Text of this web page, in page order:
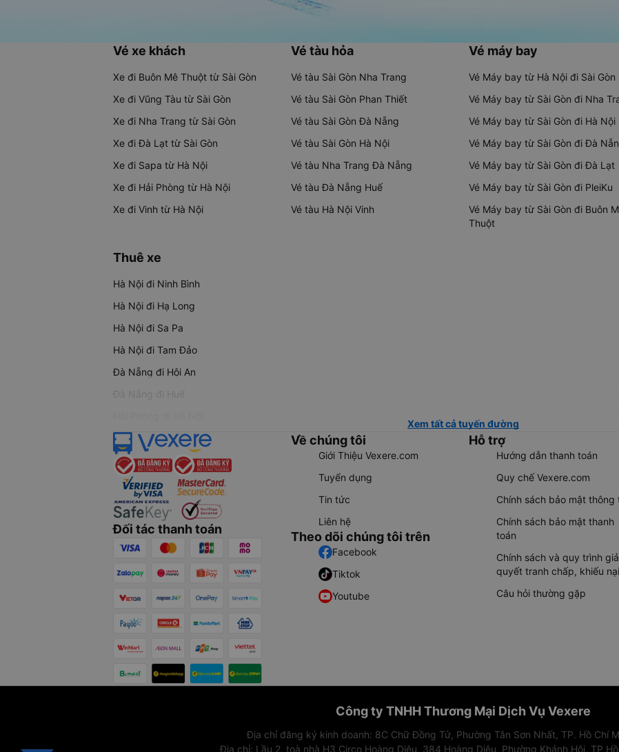
Vé xe khách
Xe đi Buôn Mê Thuột từ Sài Gòn
Xe đi Vũng Tàu từ Sài Gòn
Xe đi Nha Trang từ Sài Gòn
Xe đi Đà Lạt từ Sài Gòn
Xe đi Sapa từ Hà Nội
Xe đi Hải Phòng từ Hà Nội
Xe đi Vinh từ Hà Nội
Vé tàu hỏa
Vé tàu Sài Gòn Nha Trang
Vé tàu Sài Gòn Phan Thiết
Vé tàu Sài Gòn Đà Nẵng
Vé tàu Sài Gòn Hà Nội
Vé tàu Nha Trang Đà Nẵng
Vé tàu Đà Nẵng Huế
Vé tàu Hà Nội Vinh
Vé máy bay
Vé Máy bay từ Hà Nội đi Sài Gòn
Vé Máy bay từ Sài Gòn đi Nha
Vé Máy bay từ Sài Gòn đi Hà Nội
Vé Máy bay từ Sài Gòn đi Đà
Vé Máy bay từ Sài Gòn đi Đà Lạt
Vé Máy bay từ Sài Gòn đi PleiKu
Vé Máy bay từ Sài Gòn đi Buôn
Thuột
Thuê xe
Hà Nội đi Ninh Bình
Hà Nội đi Hạ Long
Hà Nội đi Sa Pa
Hà Nội đi Tam Đảo
Đà Nẵng đi Hội An
Đà Nẵng đi Huế
Xem tất cả tuyến đường
Đối tác thanh toán
Về chúng tôi
Giới Thiệu Vexere.com
Tuyển dụng
Tin tức
Liên hệ
Theo dõi chúng tôi trên
Facebook
Tiktok
Youtube
Hỗ trợ
Hướng dẫn thanh toán
Quy chế Vexere.com
Chính sách bảo mật thông
Chính sách bảo mật thanh
toán
Chính sách và quy trình
quyết tranh chấp, khiếu nại
Câu hỏi thường gặp
Công ty TNHH Thương Mại Dịch Vụ Vexere
Địa chỉ đăng ký kinh doanh: 8C Chữ Đồng Tử, Phường Tân Sơn Nhất, TP. Hồ Chí
Địa chỉ: Lầu 2, toà nhà H3 Circo Hoàng Diệu, 384 Hoàng Diệu, Phường Khánh Hội, TP Hồ